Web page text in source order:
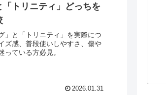
トリニティ」どっちを
」と「トリニティ」を実際につ
ズ感、普段使いしやすさ、傷や
っている方必見。
2026.01.31